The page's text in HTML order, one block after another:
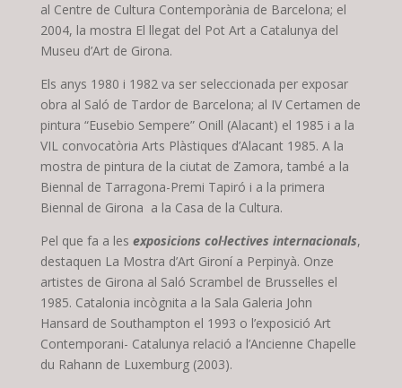
al Centre de Cultura Contemporània de Barcelona; el
2004, la mostra El llegat del Pot Art a Catalunya del
Museu d’Art de Girona.
Els anys 1980 i 1982 va ser seleccionada per exposar
obra al Saló de Tardor de Barcelona; al IV Certamen de
pintura “Eusebio Sempere” Onill (Alacant) el 1985 i a la
VIL convocatòria Arts Plàstiques d’Alacant 1985. A la
mostra de pintura de la ciutat de Zamora, també a la
Biennal de Tarragona-Premi Tapiró i a la primera
Biennal de Girona a la Casa de la Cultura.
Pel que fa a les exposicions col·lectives internacionals,
destaquen La Mostra d’Art Gironí a Perpinyà. Onze
artistes de Girona al Saló Scrambel de Brussel·les el
1985. Catalonia incògnita a la Sala Galeria John
Hansard de Southampton el 1993 o l’exposició Art
Contemporani- Catalunya relació a l’Ancienne Chapelle
du Rahann de Luxemburg (2003).